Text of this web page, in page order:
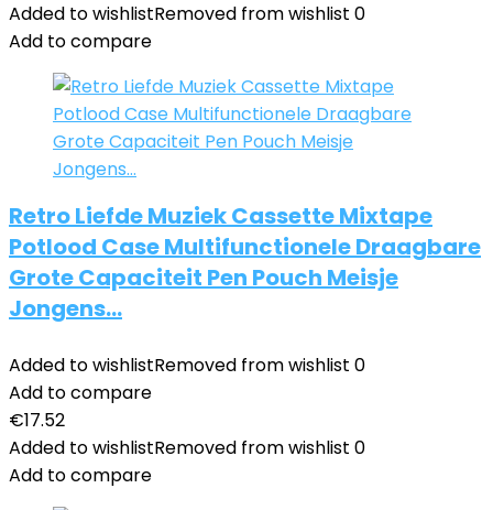
Added to wishlistRemoved from wishlist 0
Add to compare
Retro Liefde Muziek Cassette Mixtape
Potlood Case Multifunctionele Draagbare
Grote Capaciteit Pen Pouch Meisje
Jongens…
Added to wishlistRemoved from wishlist 0
Add to compare
€17.52
Added to wishlistRemoved from wishlist 0
Add to compare